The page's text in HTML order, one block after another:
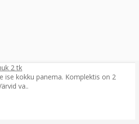
2 tk
ise kokku panema. Komplektis on 2
va..